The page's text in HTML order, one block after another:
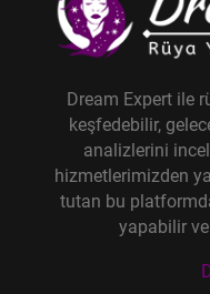
Dream Expert ile
keşfedebilir,
analizlerini
hizmetlerimizden
tutan bu
yapabilir